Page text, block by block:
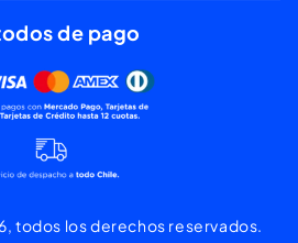
de pago
todos los derechos reservados.